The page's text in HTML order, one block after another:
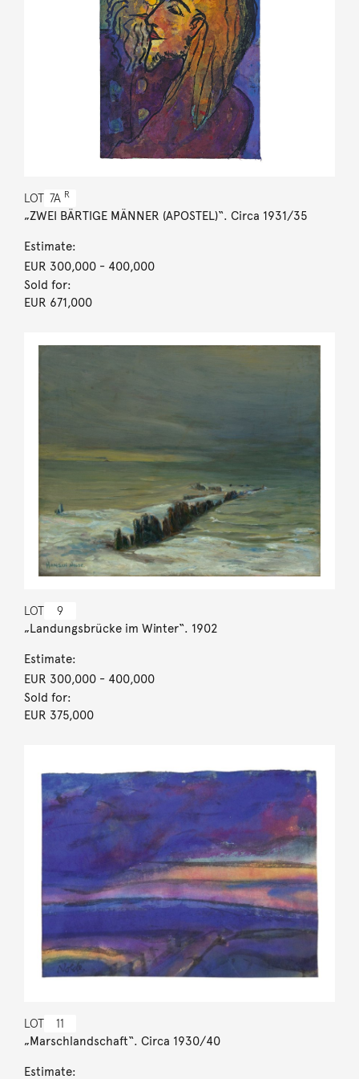
LOT 7A R
„ZWEI BÄRTIGE MÄNNER (APOSTEL)“. Circa 1931/35
Estimate:
EUR 300,000- 400,000
Sold for:
EUR 671,000
LOT 9
„Landungsbrücke im Winter“. 1902
Estimate:
EUR 300,000- 400,000
Sold for:
EUR 375,000
LOT 11
„Marschlandschaft“. Circa 1930/40
Estimate: